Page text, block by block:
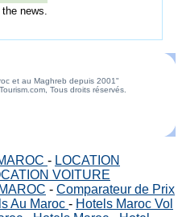
news.
et au Maghreb depuis 2001"
Tous droits réservés.
- LOCATION
VOITURE
- Comparateur de Prix
Au Maroc - Hotels Maroc Vol